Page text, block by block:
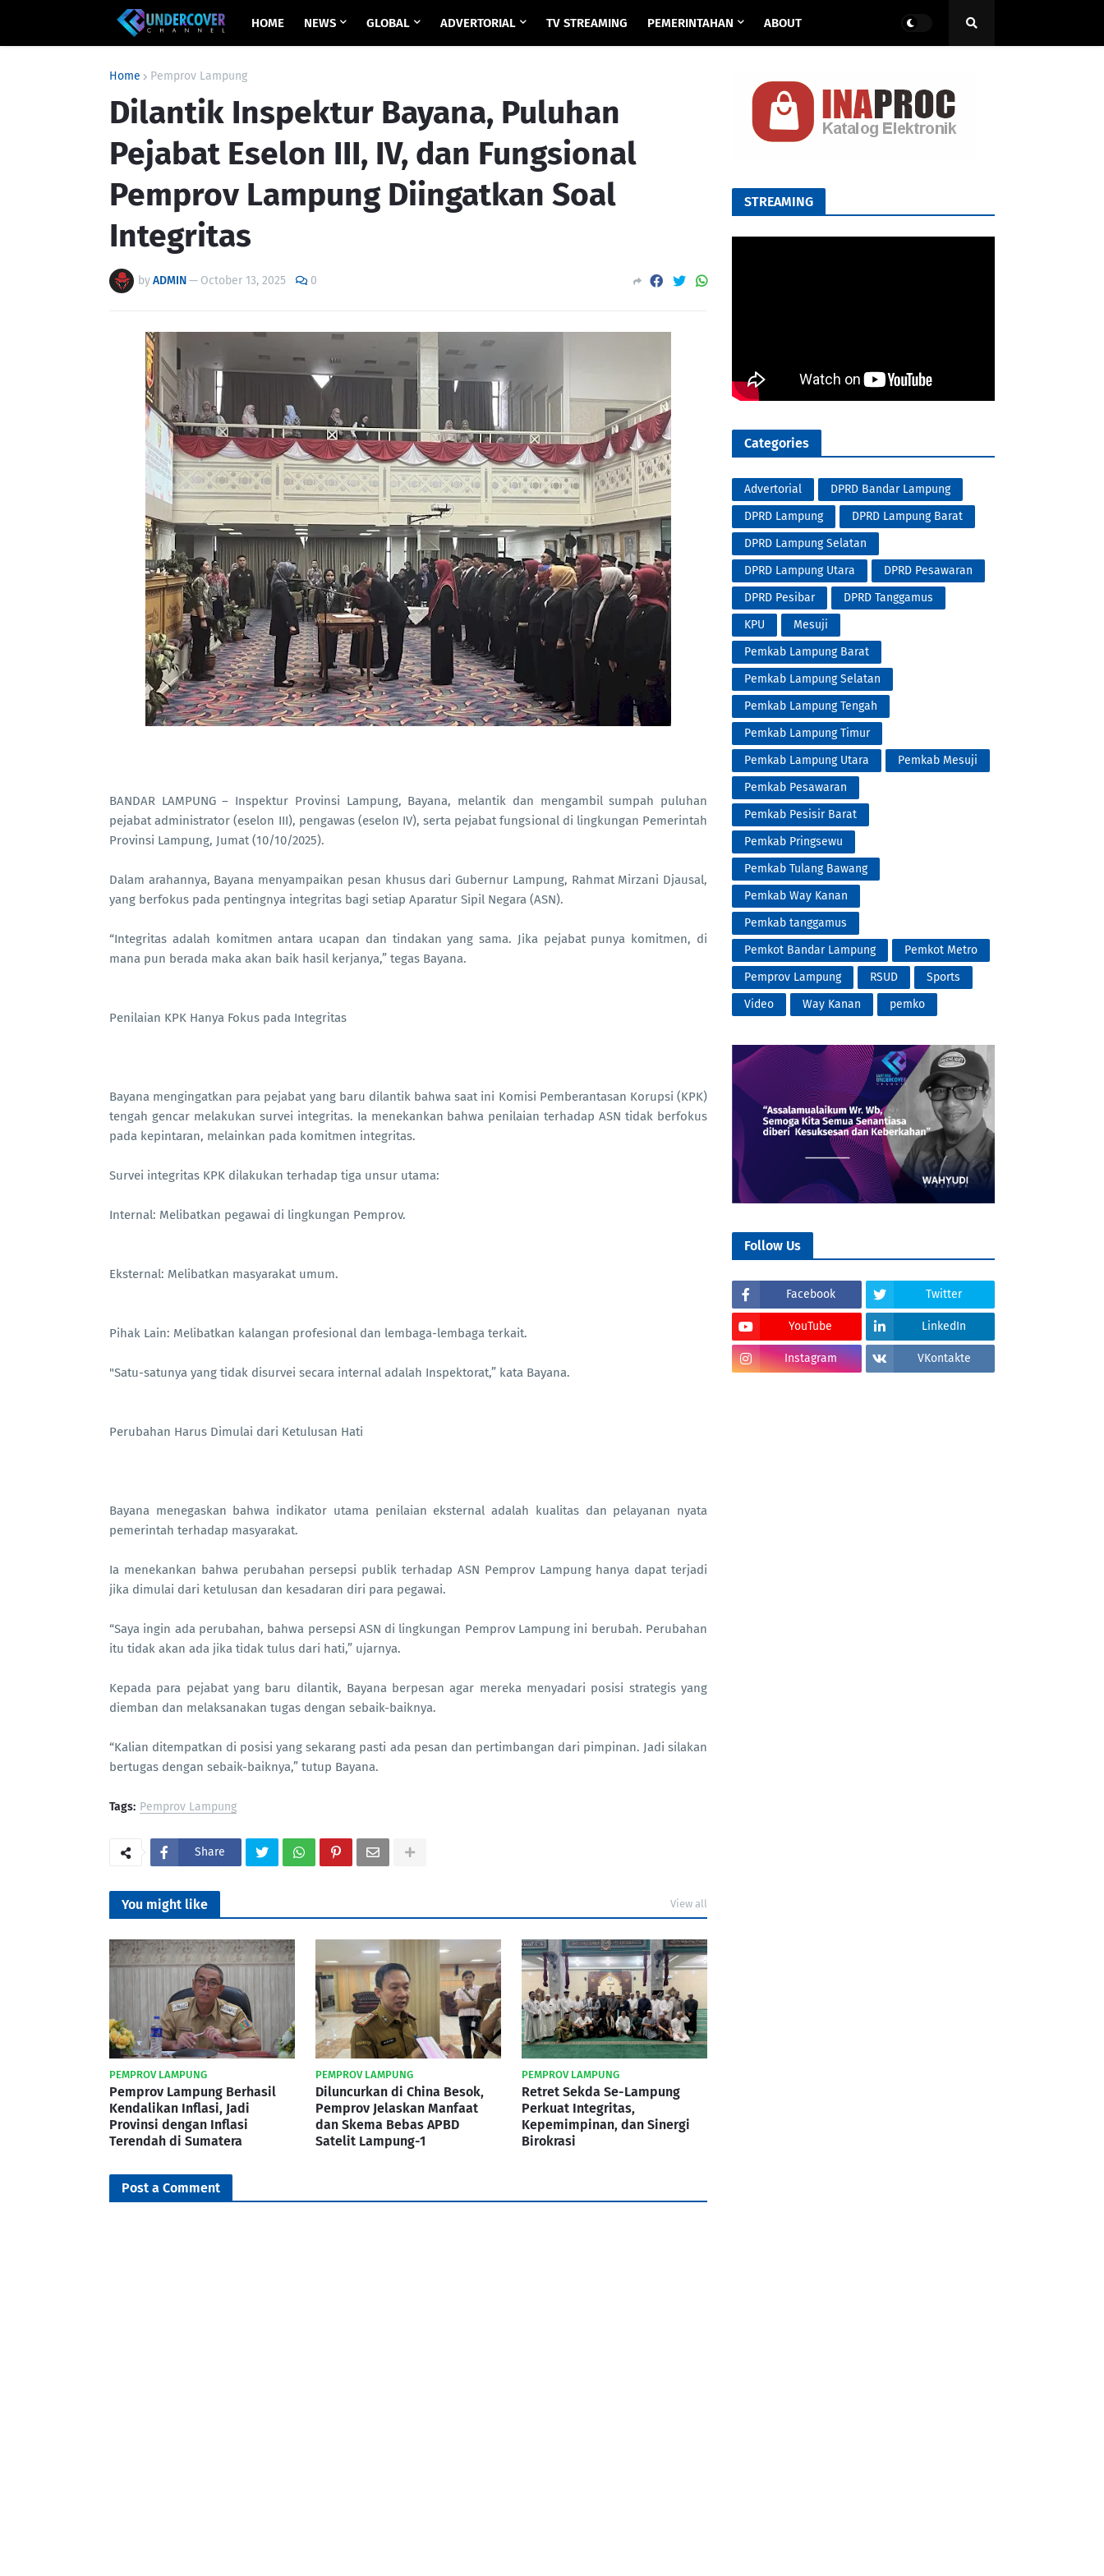
HOME NEWS GLOBAL ADVERTORIAL TV STREAMING PEMERINTAHAN ABOUT
Home Pemprov Lampung
Dilantik Inspektur Bayana, Puluhan
Pejabat Eselon III, IV, dan Fungsional
Pemprov Lampung Diingatkan Soal
Integritas
byADMIN— October 13, 2025 0
BANDAR LAMPUNG – Inspektur Provinsi Lampung, Bayana, melantik dan mengambil sumpah puluhan
pejabat administrator (eselon III), pengawas (eselon IV), serta pejabat fungsional di lingkungan Pemerintah
Provinsi Lampung, Jumat (10/10/2025).
Dalam arahannya, Bayana menyampaikan pesan khusus dari Gubernur Lampung, Rahmat Mirzani Djausal,
yang berfokus pada pentingnya integritas bagi setiap Aparatur Sipil Negara (ASN).
“Integritas adalah komitmen antara ucapan dan tindakan yang sama. Jika pejabat punya komitmen, di
mana pun berada maka akan baik hasil kerjanya,” tegas Bayana.
Penilaian KPK Hanya Fokus pada Integritas
Bayana mengingatkan para pejabat yang baru dilantik bahwa saat ini Komisi Pemberantasan Korupsi (KPK)
tengah gencar melakukan survei integritas. Ia menekankan bahwa penilaian terhadap ASN tidak berfokus
pada kepintaran, melainkan pada komitmen integritas.
Survei integritas KPK dilakukan terhadap tiga unsur utama:
Internal: Melibatkan pegawai di lingkungan Pemprov.
Eksternal: Melibatkan masyarakat umum.
Pihak Lain: Melibatkan kalangan profesional dan lembaga-lembaga terkait.
"Satu-satunya yang tidak disurvei secara internal adalah Inspektorat,” kata Bayana.
Perubahan Harus Dimulai dari Ketulusan Hati
Bayana menegaskan bahwa indikator utama penilaian eksternal adalah kualitas dan pelayanan nyata
pemerintah terhadap masyarakat.
Ia menekankan bahwa perubahan persepsi publik terhadap ASN Pemprov Lampung hanya dapat terjadi
jika dimulai dari ketulusan dan kesadaran diri para pegawai.
“Saya ingin ada perubahan, bahwa persepsi ASN di lingkungan Pemprov Lampung ini berubah. Perubahan
itu tidak akan ada jika tidak tulus dari hati,” ujarnya.
Kepada para pejabat yang baru dilantik, Bayana berpesan agar mereka menyadari posisi strategis yang
diemban dan melaksanakan tugas dengan sebaik-baiknya.
“Kalian ditempatkan di posisi yang sekarang pasti ada pesan dan pertimbangan dari pimpinan. Jadi silakan
bertugas dengan sebaik-baiknya,” tutup Bayana.
Tags: Pemprov Lampung
Share
You might like View all
PEMPROV LAMPUNG
Pemprov Lampung Berhasil
Kendalikan Inflasi, Jadi
Provinsi dengan Inflasi
Terendah di Sumatera
PEMPROV LAMPUNG
Diluncurkan di China Besok,
Pemprov Jelaskan Manfaat
dan Skema Bebas APBD
Satelit Lampung-1
PEMPROV LAMPUNG
Retret Sekda Se-Lampung
Perkuat Integritas,
Kepemimpinan, dan Sinergi
Birokrasi
Post a Comment
STREAMING
Categories
Advertorial
DPRD Bandar Lampung
DPRD Lampung
DPRD Lampung Barat
DPRD Lampung Selatan
DPRD Lampung Utara
DPRD Pesawaran
DPRD Pesibar
DPRD Tanggamus
KPU
Mesuji
Pemkab Lampung Barat
Pemkab Lampung Selatan
Pemkab Lampung Tengah
Pemkab Lampung Timur
Pemkab Lampung Utara
Pemkab Mesuji
Pemkab Pesawaran
Pemkab Pesisir Barat
Pemkab Pringsewu
Pemkab Tulang Bawang
Pemkab Way Kanan
Pemkab tanggamus
Pemkot Bandar Lampung
Pemkot Metro
Pemprov Lampung
RSUD
Sports
Video
Way Kanan pemko
Follow Us
Facebook Twitter
YouTube LinkedIn
Instagram VKontakte